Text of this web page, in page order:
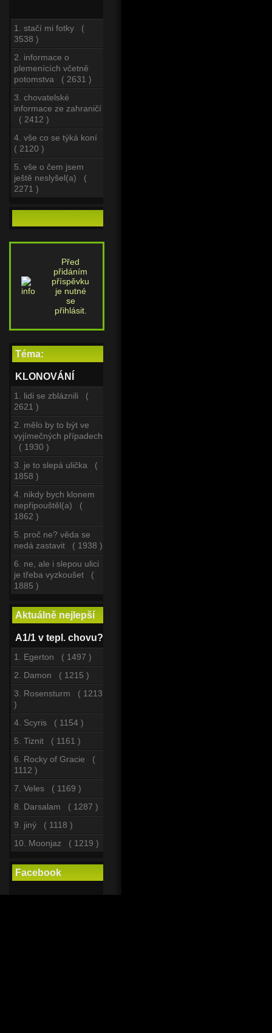
1. stačí mi fotky (
3538 )
2. informace o
plemenících včetně
potomstva ( 2631 )
3. chovatelské
informace ze zahraničí
( 2412 )
4. vše co se týká koní
( 2120 )
5. vše o čem jsem
ještě neslyšel(a) (
2271 )
Před
přidáním
příspěvku
je nutné
se
přihlásit.
Téma:
KLONOVÁNÍ
1. lidi se zbláznili (
2621 )
2. mělo by to být ve
vyjímečných případech
( 1930 )
3. je to slepá ulička (
1858 )
4. nikdy bych klonem
nepřipouštěl(a) (
1862 )
5. proč ne? věda se
nedá zastavit ( 1938 )
6. ne, ale i slepou ulici
je třeba vyzkoušet (
1885 )
Aktuálně nejlepší
A1/1 v tepl. chovu?
1. Egerton ( 1497 )
2. Damon ( 1215 )
3. Rosensturm ( 1213
)
4. Scyris ( 1154 )
5. Tiznit ( 1161 )
6. Rocky of Gracie (
1112 )
7. Veles ( 1169 )
8. Darsalam ( 1287 )
9. jiný ( 1118 )
10. Moonjaz ( 1219 )
Facebook